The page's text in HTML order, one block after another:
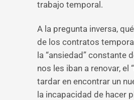
trabajo temporal.
A la pregunta inversa,
de los contratos
la “ansiedad” constante
nos les iban a renovar, el
tardar en encontrar un
la incapacidad de hacer